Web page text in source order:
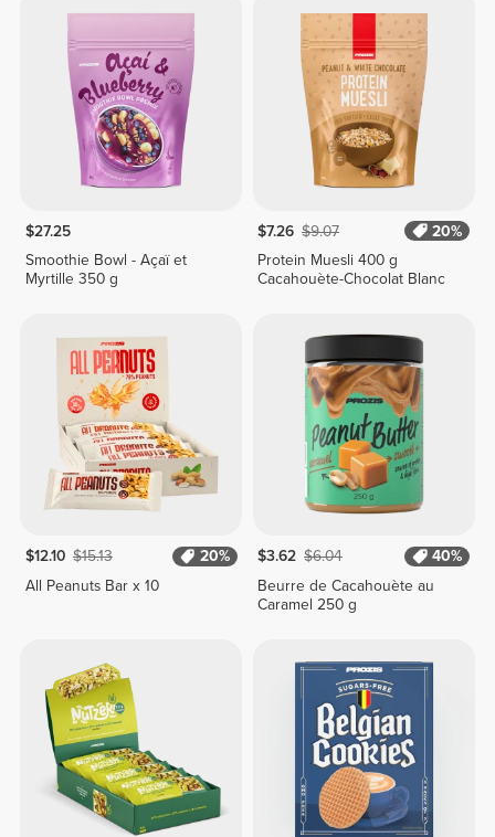
$27.25
Smoothie Bowl - Açaï et
Myrtille 350 g
$7.26 $9.07
20%
Protein Muesli 400 g
Cacahouète-Chocolat Blanc
$12.10 $15.13
20%
All Peanuts Bar x 10
$3.62 $6.04
40%
Beurre de Cacahouète au
Caramel 250 g